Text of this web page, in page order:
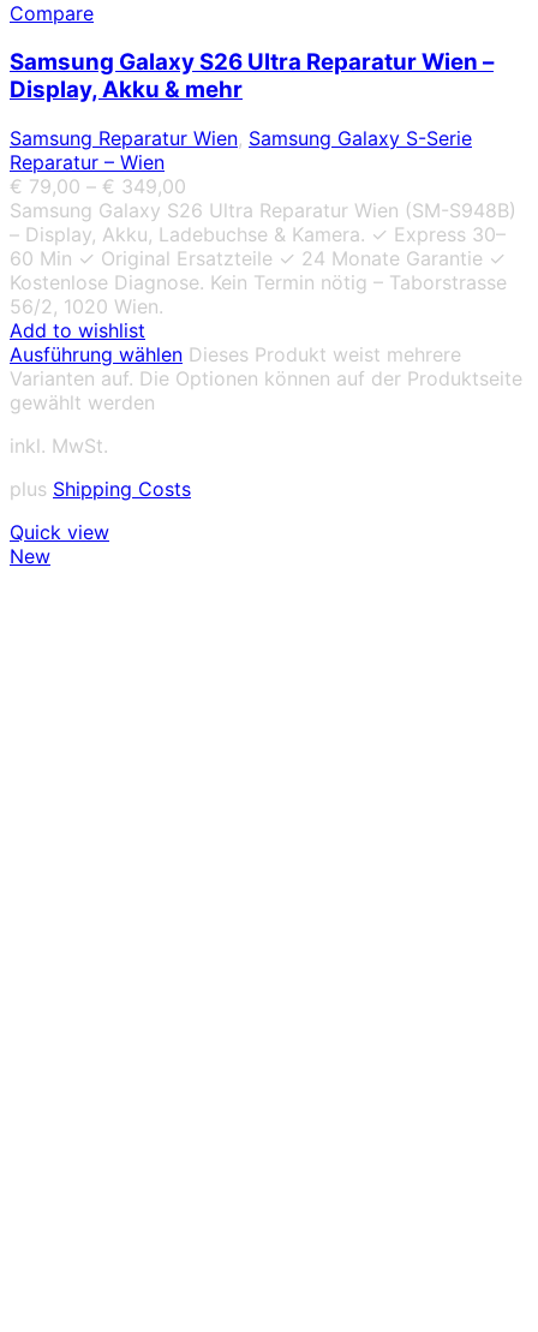
Compare
Samsung Galaxy S26 Ultra Reparatur Wien –
Display, Akku & mehr
Samsung Reparatur Wien, Samsung Galaxy S-Serie
Reparatur – Wien
€ 79,00 – € 349,00
Samsung Galaxy S26 Ultra Reparatur Wien (SM-S948B)
– Display, Akku, Ladebuchse & Kamera. ✓ Express 30–
60 Min ✓ Original Ersatzteile ✓ 24 Monate Garantie ✓
Kostenlose Diagnose. Kein Termin nötig – Taborstrasse
56/2, 1020 Wien.
Add to wishlist
Ausführung wählen Dieses Produkt weist mehrere
Varianten auf. Die Optionen können auf der Produktseite
gewählt werden
inkl. MwSt.
plus Shipping Costs
Quick view
New